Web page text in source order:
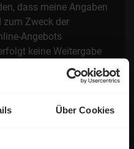
Über Cookies
dass meine Angaben
Zweck der
Angebots
keine Weitergabe
siehe
vor. Ein Recht auf
beachten Sie beim